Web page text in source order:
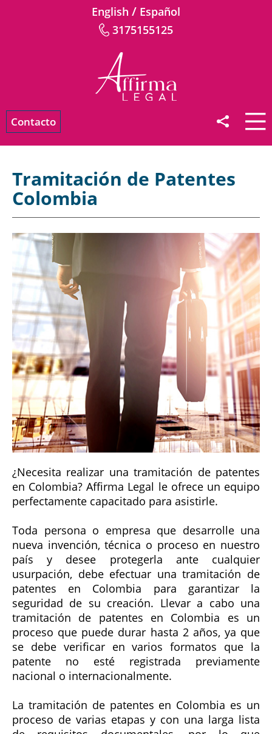
English / Español
3175155125
Contacto
Tramitación de Patentes
Colombia
¿Necesita realizar una tramitación de patentes
en Colombia? Affirma Legal le ofrece un equipo
perfectamente capacitado para asistirle.
Toda persona o empresa que desarrolle una
nueva invención, técnica o proceso en nuestro
país y desee protegerla ante cualquier
usurpación, debe efectuar una tramitación de
patentes en Colombia para garantizar la
seguridad de su creación. Llevar a cabo una
tramitación de patentes en Colombia es un
proceso que puede durar hasta 2 años, ya que
se debe verificar en varios formatos que la
patente no esté registrada previamente
nacional o internacionalmente.
La tramitación de patentes en Colombia es un
proceso de varias etapas y con una larga lista